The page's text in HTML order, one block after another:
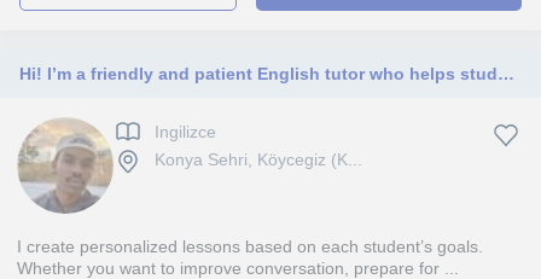
Hi! I’m a friendly and patient English tutor who helps students and professionals improve their speaking, pronunciation, grammar.
Ingilizce
Konya Sehri, Köycegiz (K...
I create personalized lessons based on each student’s goals.
Whether you want to improve conversation, prepare for ...